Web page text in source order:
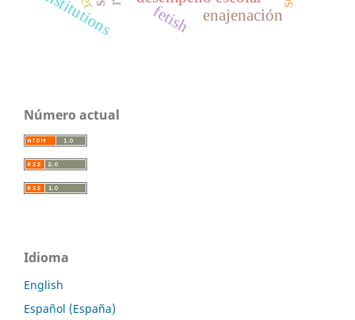
institutions fetish enajenación
Número actual
Idioma
English
Español (España)